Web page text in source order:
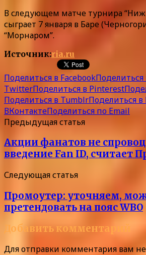
В следующем матче турнира
сыграет 7 января в Баре
“Морнаром”.
Источник:ria.ru
Поделиться в FacebookПоделиться
TwitterПоделиться в Pinterest
Поделиться в TumblrПоделиться в
ВКонтактеПоделиться по Email
Предыдущая статья
Акции фанатов не
введение Fan ID, считает
Следующая статья
Промоутер: уточняем,
претендовать на пояс WBO
Добавить комментарий
Для отправки комментария вам